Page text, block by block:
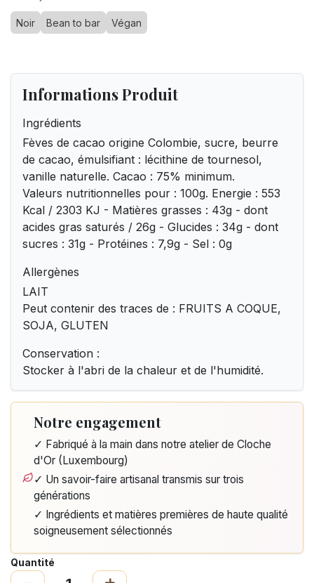
Noir Bean to bar Végan
Informations Produit
Ingrédients
Fèves de cacao origine Colombie, sucre, beurre
de cacao, émulsifiant : lécithine de tournesol,
vanille naturelle. Cacao : 75% minimum.
Valeurs nutritionnelles pour : 100g. Energie : 553
Kcal / 2303 KJ - Matières grasses : 43g - dont
acides gras saturés / 26g - Glucides : 34g - dont
sucres : 31g - Protéines : 7,9g - Sel : 0g
Allergènes
LAIT
Peut contenir des traces de : FRUITS A COQUE,
SOJA, GLUTEN
Conservation :
Stocker à l'abri de la chaleur et de l'humidité.
Notre engagement
✓ Fabriqué à la main dans notre atelier de Cloche
d'Or (Luxembourg)
✓ Un savoir-faire artisanal transmis sur trois
générations
✓ Ingrédients et matières premières de haute qualité
soigneusement sélectionnés
Quantité